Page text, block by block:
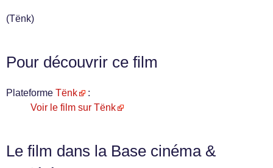
(Tënk)
Pour découvrir ce film
Plateforme Tënk
:
Voir le film sur Tënk
Le film dans la Base cinéma &